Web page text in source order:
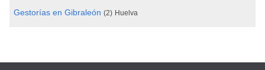
Gestorías en Gibraleón (2) Huelva